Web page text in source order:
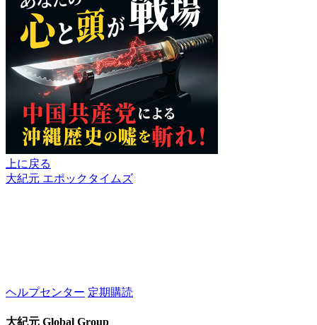
上に戻る
大紀元 エポックタイムズ
ヘルプセンター 定期購読
大紀元 Global Group